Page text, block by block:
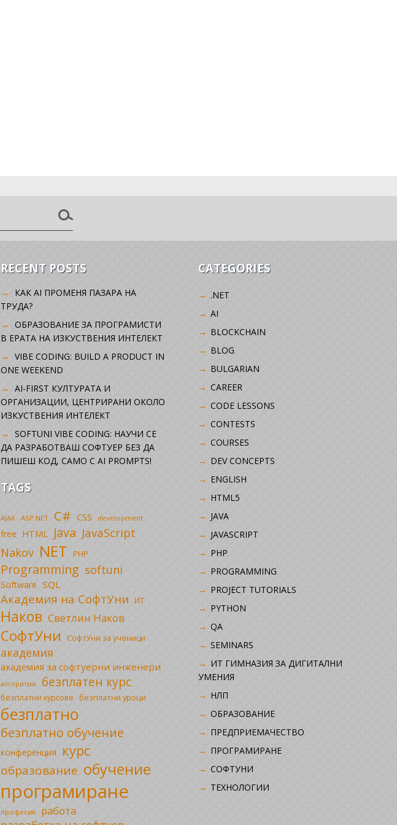
RECENT POSTS
КАК AI ПРОМЕНЯ ПАЗАРА НА
ТРУДА?
ОБРАЗОВАНИЕ ЗА ПРОГРАМИСТИ
В ЕРАТА НА ИЗКУСТВЕНИЯ ИНТЕЛЕКТ
VIBE CODING: BUILD A PRODUCT IN
ONE WEEKEND
AI-FIRST КУЛТУРАТА И
ОРГАНИЗАЦИИ, ЦЕНТРИРАНИ ОКОЛО
ИЗКУСТВЕНИЯ ИНТЕЛЕКТ
SOFTUNI VIBE CODING: НАУЧИ СЕ
ДА РАЗРАБОТВАШ СОФТУЕР БЕЗ ДА
ПИШЕШ КОД, САМО С AI PROMPTS!
TAGS
AJAX ASP.NET C# CSS development
free HTML Java JavaScript
Nakov NET PHP
Programming softuni
Software SQL
Академия на СофтУни ИТ
Наков Светлин Наков
СофтУни СофтУни за ученици
академия
академия за софтуерни инженери
алгоритми безплатен курс
безплатни курсове безплатни уроци
безплатно
безплатно обучение
конференция курс
образование обучение
програмиране
професия работа
CATEGORIES
.NET
AI
BLOCKCHAIN
BLOG
BULGARIAN
CAREER
CODE LESSONS
CONTESTS
COURSES
DEV CONCEPTS
ENGLISH
HTML5
JAVA
JAVASCRIPT
PHP
PROGRAMMING
PROJECT TUTORIALS
PYTHON
QA
SEMINARS
ИТ ГИМНАЗИЯ ЗА ДИГИТАЛНИ
УМЕНИЯ
НЛП
ОБРАЗОВАНИЕ
ПРЕДПРИЕМАЧЕСТВО
ПРОГРАМИРАНЕ
СОФТУНИ
ТЕХНОЛОГИИ